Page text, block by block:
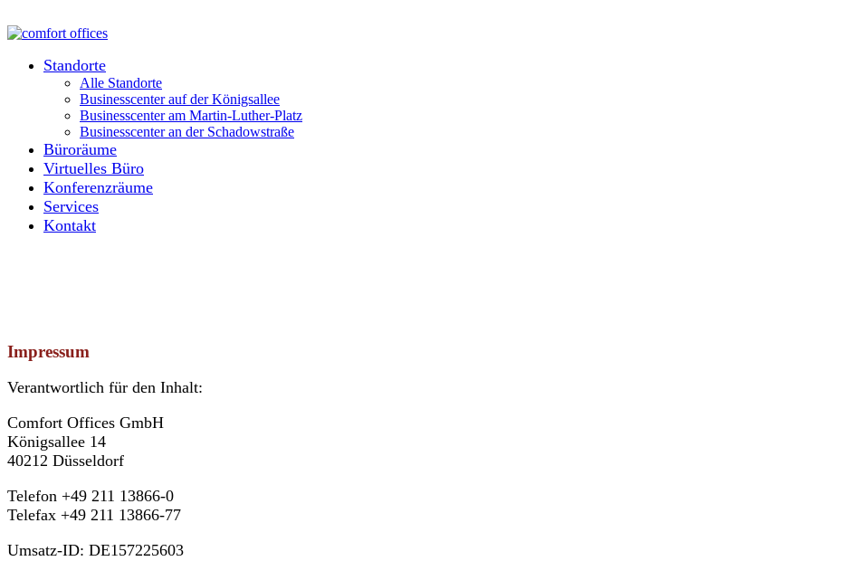
Standorte
Alle Standorte
Businesscenter auf der Königsallee
Businesscenter am Martin-Luther-Platz
Businesscenter an der Schadowstraße
Büroräume
Virtuelles Büro
Konferenzräume
Services
Kontakt
Impressum
Verantwortlich für den Inhalt:
Comfort Offices GmbH
Königsallee 14
40212 Düsseldorf
Telefon +49 211 13866-0
Telefax +49 211 13866-77
Umsatz-ID: DE157225603